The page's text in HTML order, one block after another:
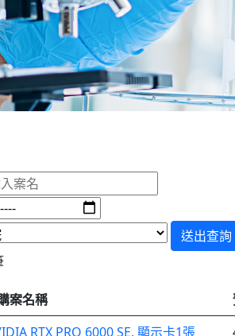
送出查詢
案名稱
RTX PRO 6000 SE, 顯示卡1張